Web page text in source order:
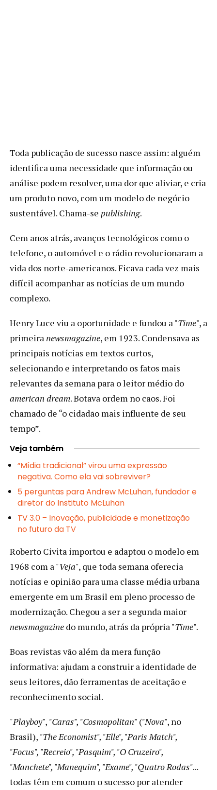
Toda publicação de sucesso nasce assim: alguém
identifica uma necessidade que informação ou
análise podem resolver, uma dor que aliviar, e cria
um produto novo, com um modelo de negócio
sustentável. Chama-se publishing.
Cem anos atrás, avanços tecnológicos como o
telefone, o automóvel e o rádio revolucionaram a
vida dos norte-americanos. Ficava cada vez mais
difícil acompanhar as notícias de um mundo
complexo.
Henry Luce viu a oportunidade e fundou a "Time", a
primeiranewsmagazine, em 1923. Condensava as
principais notícias em textos curtos,
selecionando e interpretando os fatos mais
relevantes da semana para o leitor médio do
american dream. Botava ordem no caos. Foi
chamado de “o cidadão mais influente de seu
tempo”.
Veja também
“Mídia tradicional” virou uma expressão
negativa. Como ela vai sobreviver?
5 perguntas para Andrew McLuhan, fundador e
diretor do Instituto McLuhan
TV 3.0 – Inovação, publicidade e monetização
no futuro da TV
Roberto Civita importou e adaptou o modelo em
1968 com a "Veja", que toda semana oferecia
notícias e opinião para uma classe média urbana
emergente em um Brasil em pleno processo de
modernização. Chegou a ser a segunda maior
newsmagazine do mundo, atrás da própria "Time".
Boas revistas vão além da mera função
informativa: ajudam a construir a identidade de
seus leitores, dão ferramentas de aceitação e
reconhecimento social.
"Playboy", "Caras", "Cosmopolitan" ("Nova", no
Brasil), "The Economist", "Elle", "Paris Match",
"Focus", "Recreio", "Pasquim", "O Cruzeiro",
"Manchete", "Manequim", "Exame", "Quatro Rodas"...
todas têm em comum o sucesso por atender